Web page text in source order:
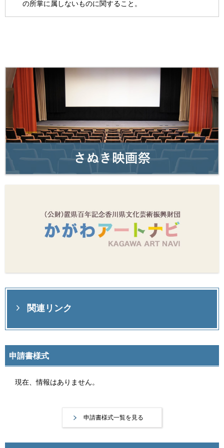
の所掌に属しないものに関すること。
関連リンク
申請書様式
現在、情報はありません。
申請書様式一覧を見る